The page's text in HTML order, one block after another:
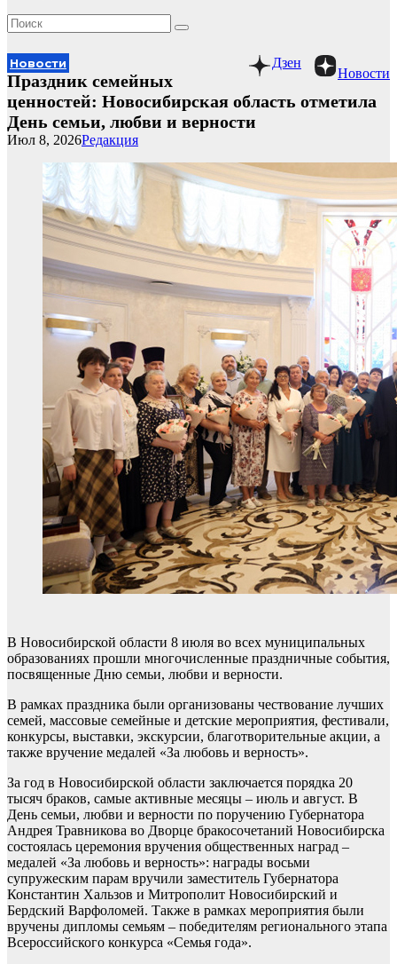
Новости
Дзен
Новости
Праздник семейных
ценностей: Новосибирская область отметила
День семьи, любви и верности
Редакция
Июл 8, 2026
В Новосибирской области 8 июля во всех муниципальных
образованиях прошли многочисленные праздничные события,
посвященные Дню семьи, любви и верности.
В рамках праздника были организованы чествование лучших
семей, массовые семейные и детские мероприятия, фестивали,
конкурсы, выставки, экскурсии, благотворительные акции, а
также вручение медалей «За любовь и верность».
За год в Новосибирской области заключается порядка 20
тысяч браков, самые активные месяцы – июль и август. В
День семьи, любви и верности по поручению Губернатора
Андрея Травникова во Дворце бракосочетаний Новосибирска
состоялась церемония вручения общественных наград –
медалей «За любовь и верность»: награды восьми
супружеским парам вручили заместитель Губернатора
Константин Хальзов и Митрополит Новосибирский и
Бердский Варфоломей. Также в рамках мероприятия были
вручены дипломы семьям – победителям регионального этапа
Всероссийского конкурса «Семья года».